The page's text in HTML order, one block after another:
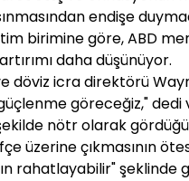
endişe
birimine göre, ABD
daha düşünüyor.
döviz icra direktörü
göreceğiz," dedi
nötr olarak
üzerine çıkmasının
rahatlayabilir" şeklinde